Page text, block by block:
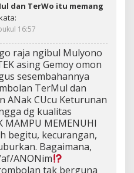
dan TerWo itu memang
16:57
raja ngibul Mulyono
asing Gemoy omon
sesembahannya
TerMul dan
ANak CUcu Keturunan
dg kualitas
MAMPU MEMENUHI
begitu, kecurangan,
Bagaimana,
ANONim
tak berguna